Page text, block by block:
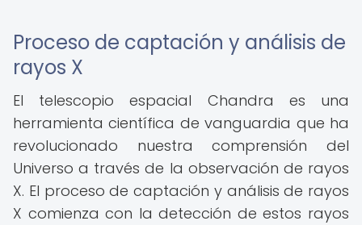
Proceso de captación y análisis de
rayos X
El telescopio espacial Chandra es una
herramienta científica de vanguardia que ha
revolucionado nuestra comprensión del
Universo a través de la observación de rayos
X. El proceso de captación y análisis de rayos
X comienza con la detección de estos rayos